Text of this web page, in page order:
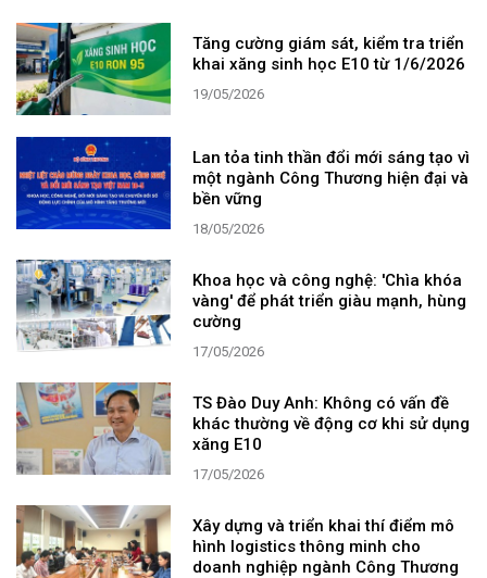
Tăng cường giám sát, kiểm tra triển
khai xăng sinh học E10 từ 1/6/2026
19/05/2026
Lan tỏa tinh thần đổi mới sáng tạo vì
một ngành Công Thương hiện đại và
bền vững
18/05/2026
Khoa học và công nghệ: 'Chìa khóa
vàng' để phát triển giàu mạnh, hùng
cường
17/05/2026
TS Đào Duy Anh: Không có vấn đề
khác thường về động cơ khi sử dụng
xăng E10
17/05/2026
Xây dựng và triển khai thí điểm mô
hình logistics thông minh cho
doanh nghiệp ngành Công Thương